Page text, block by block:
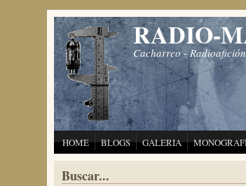
Pasar al contenido principal RADIO-
Cacharreo -
HOME BLOGS GALERIA
Buscar...